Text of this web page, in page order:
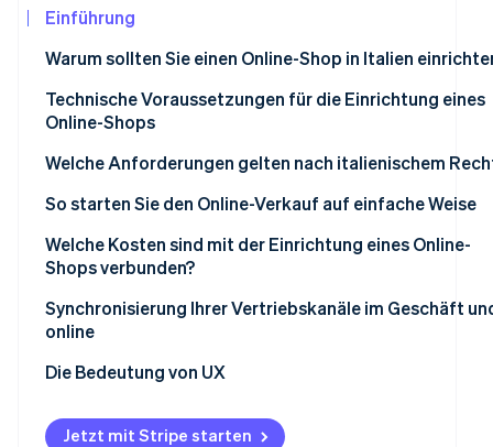
Start-up-Gründung
Climate
CO₂-Entnahme
Online-Identitätsprüfung
Erfahren Sie, wie Stripe Lösungen für die
Partner
Einführung
Warum sollten Sie einen Online-Shop in Italien
Vorteile
Hauptherausforderungen
Technische Voraussetzungen für die Einrichtung eines
Online-Shops
Welche Anforderungen gelten nach italienischem
Was benötigen Sie, um einen Online-Shop zu gründen?
So starten Sie den Online-Verkauf auf einfache Weise
Annehmen von Zahlungen
Warum Stripe für Online-Zahlungen nutzen?
Die Bedeutung lokaler Zahlungsmethoden
Welche Kosten sind mit der Einrichtung eines Online-
Shops verbunden?
Technische Kosten
Betriebskosten
Wie viel Geld kostet die Einrichtung eines Online-
Synchronisierung Ihrer Vertriebskanäle im Geschäft
online
Die Bedeutung von UX
Jetzt mit Stripe starten